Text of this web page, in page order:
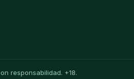
responsabilidad. +18.